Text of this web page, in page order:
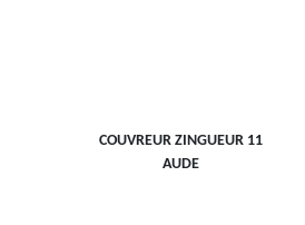
COUVREUR ZINGUEUR 11
AUDE